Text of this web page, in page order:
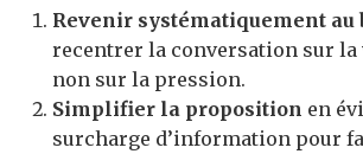
Revenir systématiquement au
recentrer la conversation sur la
non sur la pression.
Simplifier la proposition en
surcharge d’information pour